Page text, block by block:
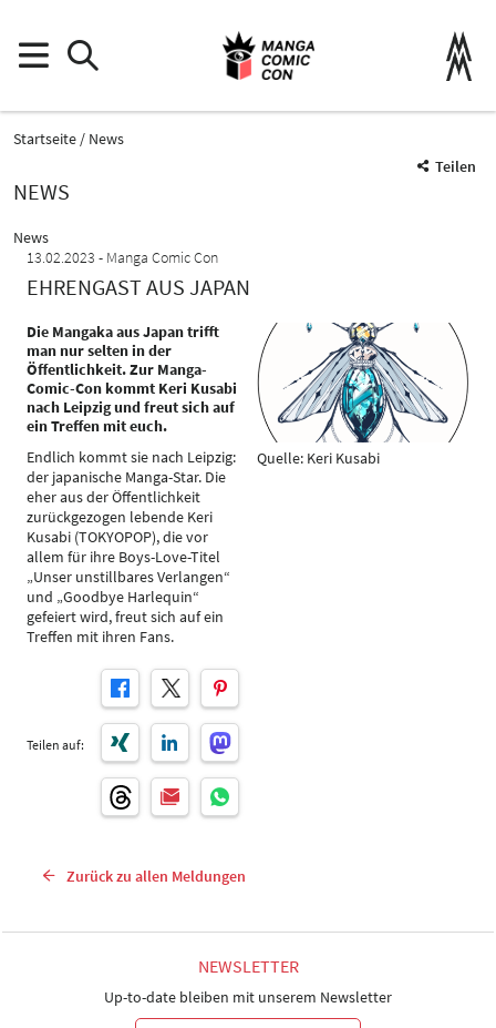
Startseite
News
Teilen
NEWS
News
13.02.2023
Manga Comic Con
EHRENGAST AUS JAPAN
Die Mangaka aus Japan trifft
man nur selten in der
Öffentlichkeit. Zur Manga-
Comic-Con kommt Keri Kusabi
nach Leipzig und freut sich auf
ein Treffen mit euch.
Endlich kommt sie nach Leipzig:
der japanische Manga-Star. Die
eher aus der Öffentlichkeit
zurückgezogen lebende Keri
Kusabi (TOKYOPOP), die vor
allem für ihre Boys-Love-Titel
„Unser unstillbares Verlangen“
und „Goodbye Harlequin“
gefeiert wird, freut sich auf ein
Treffen mit ihren Fans.
Teilen auf:
Quelle: Keri Kusabi
Zurück zu allen Meldungen
NEWSLETTER
Up-to-date bleiben mit unserem Newsletter